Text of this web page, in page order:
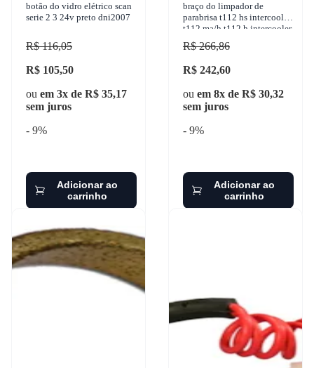
botão do vidro elétrico scan
serie 2 3 24v preto dni2007
R$ 116,05
R$ 105,50
ou em 3x de R$ 35,17
sem juros
- 9%
Adicionar ao
carrinho
braço do limpador de
parabrisa t112 hs intercooler
t112 ma/h t112 h intercooler
t112 hw t 142 hs intercooler
1981
R$ 266,86
R$ 242,60
ou em 8x de R$ 30,32
sem juros
- 9%
Adicionar ao
carrinho